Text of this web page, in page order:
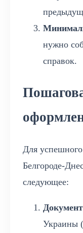
нужно
справок.
Для
Белгороде-
следующее:
Украины